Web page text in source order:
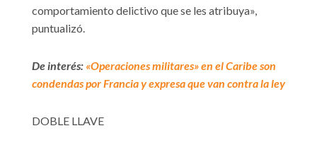
comportamiento delictivo que se les atribuya»,
puntualizó.
De interés: «Operaciones militares» en el Caribe son
condendas por Francia y expresa que van contra la ley
DOBLE LLAVE